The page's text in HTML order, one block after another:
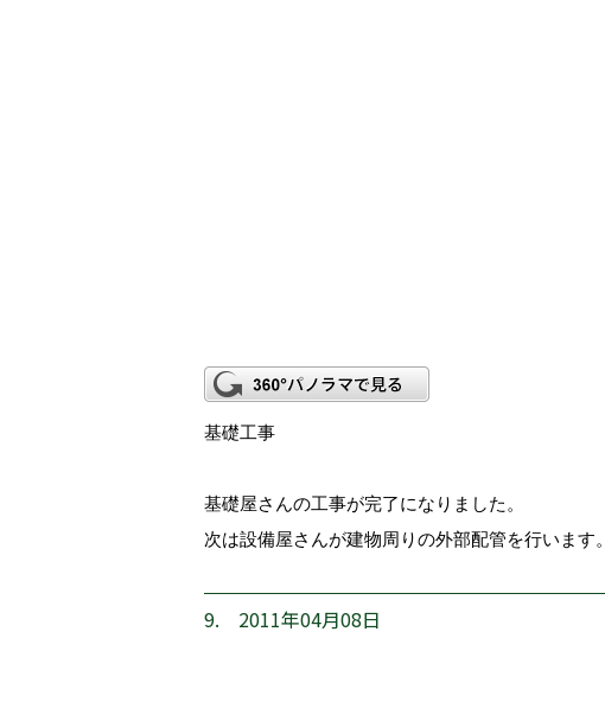
基礎工事
基礎屋さんの工事が完了になりました。
次は設備屋さんが建物周りの外部配管を行います。
9. 2011年04月08日